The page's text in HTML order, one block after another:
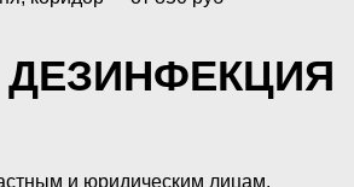
ДЕЗИНФЕКЦИЯ
и юридическим лицам.